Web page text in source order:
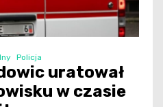
Policja
uratował
w czasie